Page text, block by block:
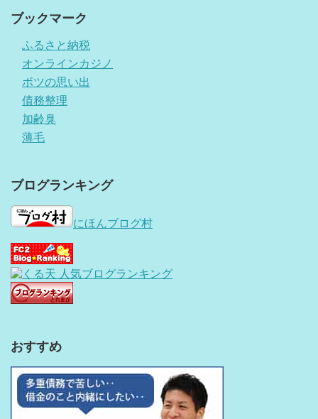
ブックマーク
ふるさと納税
オンラインカジノ
ボツの思い出
債務整理
加齢臭
薄毛
ブログランキング
にほんブログ村
おすすめ